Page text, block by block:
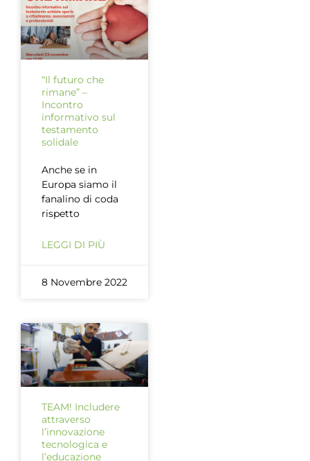
“Il futuro che
rimane” –
Incontro
informativo sul
testamento
solidale
Anche se in
Europa siamo il
fanalino di coda
rispetto
LEGGI DI PIÙ
8 Novembre 2022
TEAM! Includere
attraverso
l’innovazione
tecnologica e
l’educazione